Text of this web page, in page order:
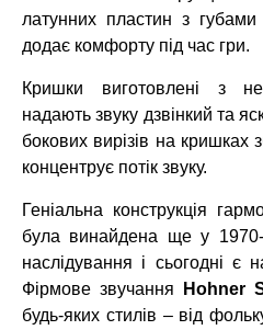
латунних пластин з
додає комфорту під час гри.
Кришки виготовлені з
надають звуку дзвінкий та
бокових вирізів на кришках
концентрує потік звуку.
Геніальна конструкція
була винайдена ще у
наслідування і сьогодні є
Фірмове звучання
Hohner
будь-яких стилів – від